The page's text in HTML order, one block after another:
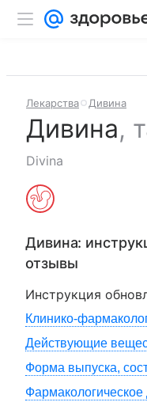
Лекарства Дивина
Дивина,
Divina
Дивина:
отзывы
Инструкция
Клинико-
Действующие
Форма выпуска,
Фармакологическое